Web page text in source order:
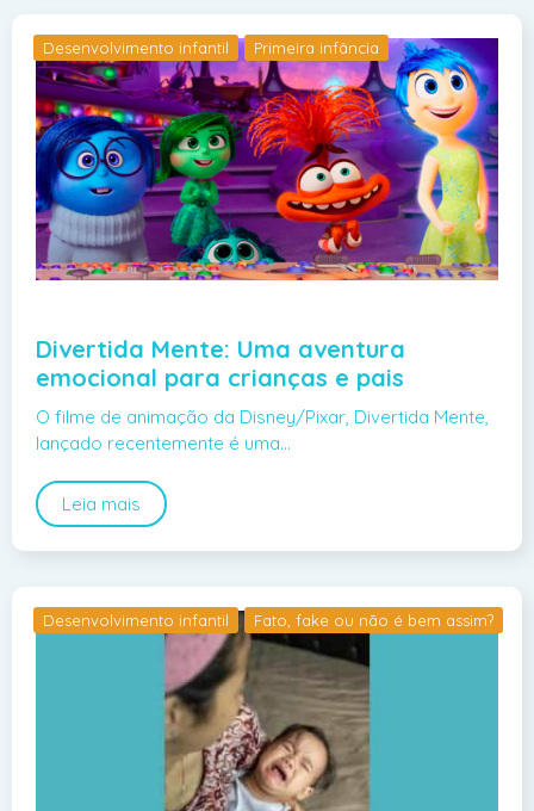
Desenvolvimento infantil Primeira infância
Divertida Mente: Uma aventura
emocional para crianças e pais
O filme de animação da Disney/Pixar, Divertida Mente,
lançado recentemente é uma…
Leia mais
Desenvolvimento infantil Fato, fake ou não é bem assim?